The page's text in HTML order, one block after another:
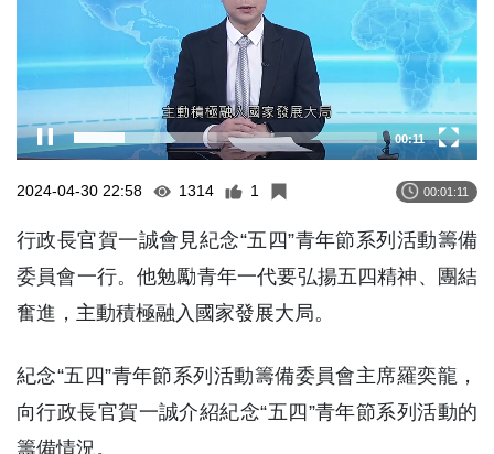
00:12
2024-04-30 22:58 1314 1 00:01:11
行政長官賀一誠會見紀念“五四”青年節系列活動籌備
委員會一行。他勉勵青年一代要弘揚五四精神、團結
奮進，主動積極融入國家發展大局。
紀念“五四”青年節系列活動籌備委員會主席羅奕龍，
向行政長官賀一誠介紹紀念“五四”青年節系列活動的
籌備情況。